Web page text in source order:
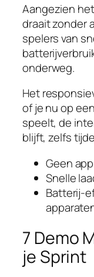
Aangezien
draait zonder
spelers van
onderweg.
Het
of je nu op
speelt, de
blijft, zelfs
Geen
Snelle
7 Demo
je Sprint